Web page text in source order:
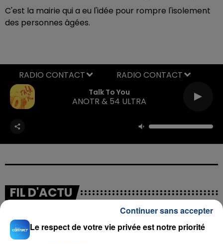
C'est la mairie qui a eu l'idée pour rompre l'isolement
des personnes âgées.
Talk To You
ANOTR & 54 ULTRA
RADIO CONTACT
FIL D'ACTU
Le respect de votre vie privée est notre priorité
Continuer sans accepter